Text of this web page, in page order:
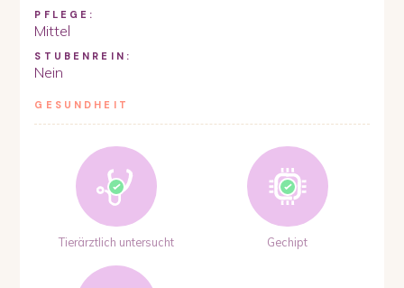
PFLEGE:
Mittel
STUBENREIN:
Nein
GESUNDHEIT
Tierärztlich untersucht Gechipt